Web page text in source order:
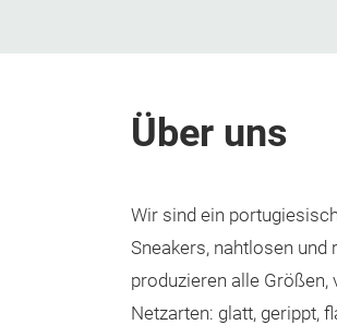
Über uns
Wir sind ein
Sneakers, nahtlosen
produzieren alle Größen,
Netzarten: glatt, gerippt,